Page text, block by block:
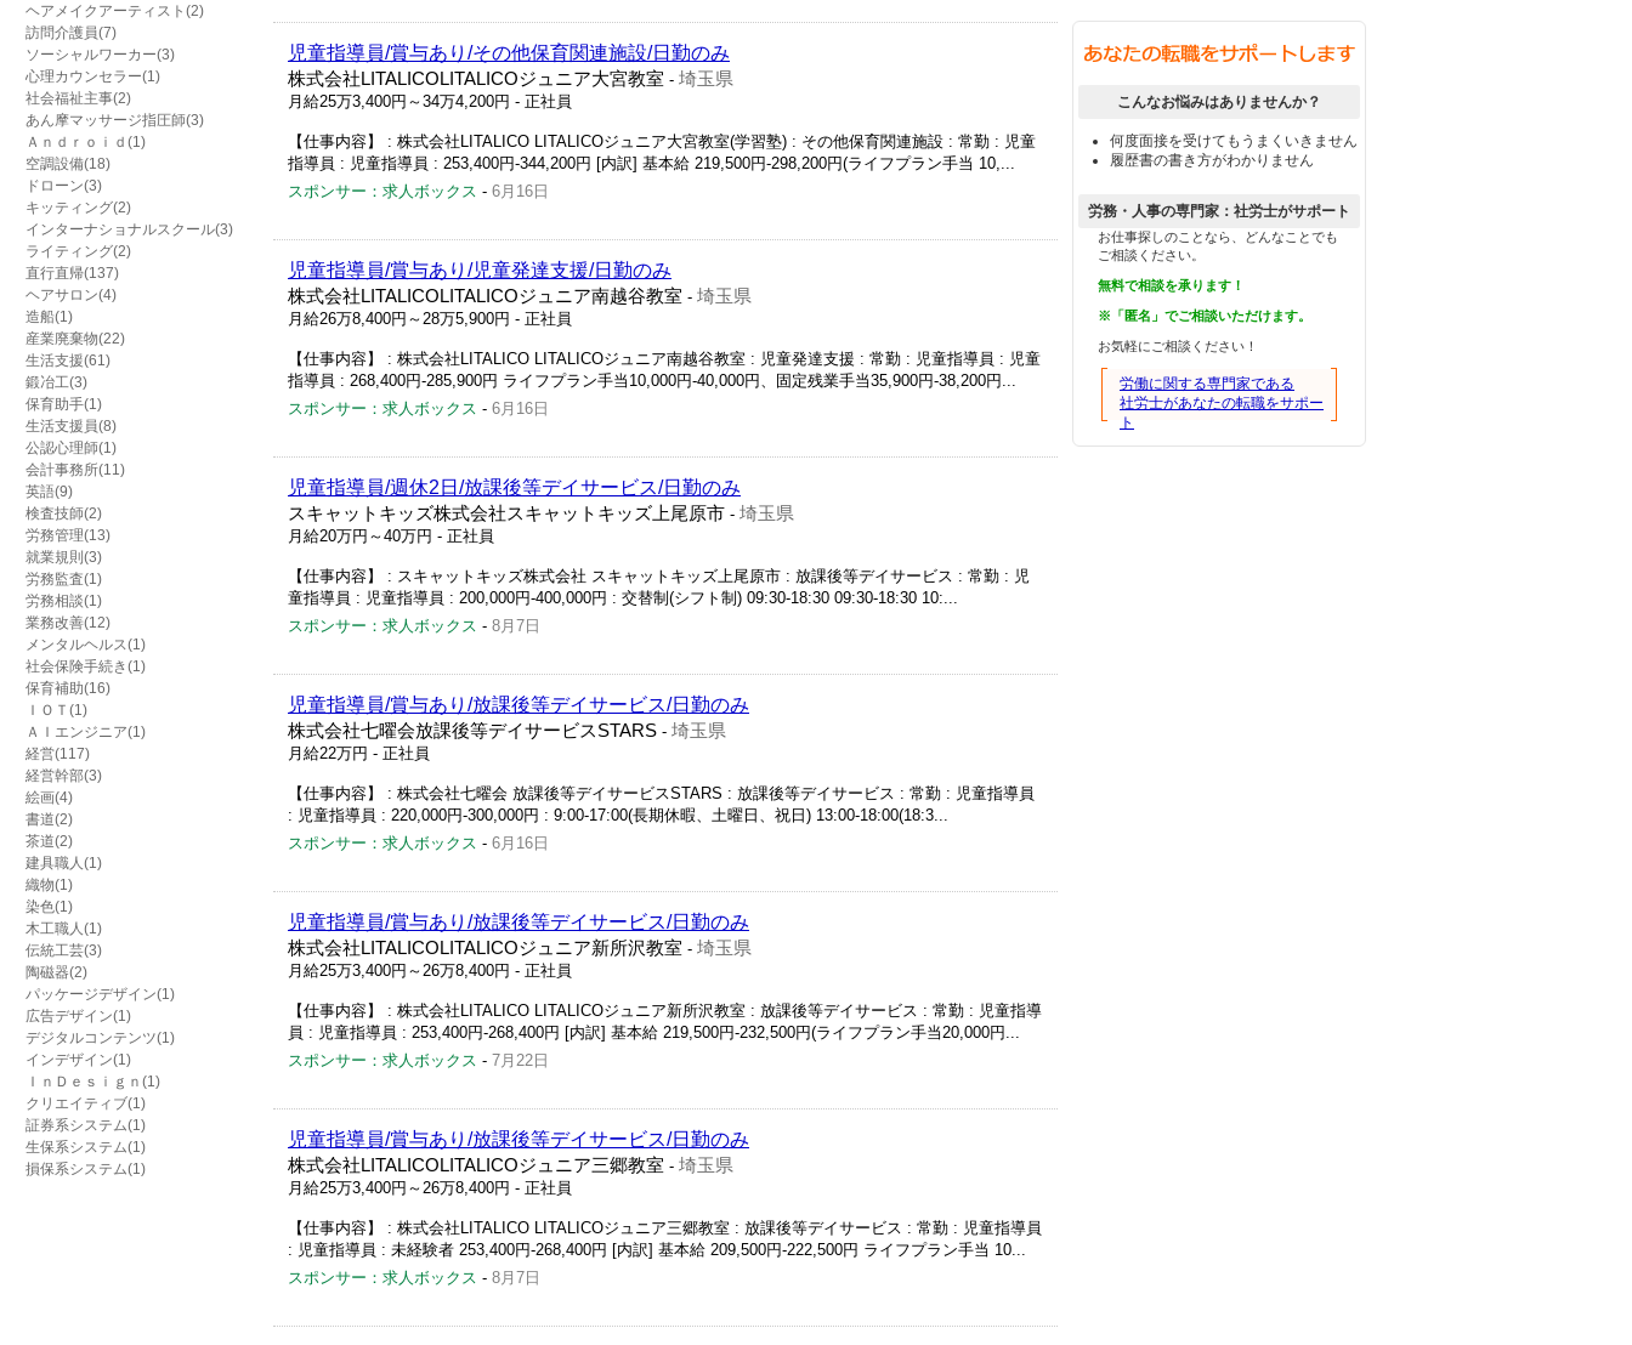
ヘアメイクアーティスト(2)
訪問介護員(7)
ソーシャルワーカー(3)
心理カウンセラー(1)
社会福祉主事(2)
あん摩マッサージ指圧師(3)
Ａｎｄｒｏｉｄ(1)
空調設備(18)
ドローン(3)
キッティング(2)
インターナショナルスクール(3)
ライティング(2)
直行直帰(137)
ヘアサロン(4)
造船(1)
産業廃棄物(22)
生活支援(61)
鍛冶工(3)
保育助手(1)
生活支援員(8)
公認心理師(1)
会計事務所(11)
英語(9)
検査技師(2)
労務管理(13)
就業規則(3)
労務監査(1)
労務相談(1)
業務改善(12)
メンタルヘルス(1)
社会保険手続き(1)
保育補助(16)
ＩＯＴ(1)
ＡＩエンジニア(1)
経営(117)
経営幹部(3)
絵画(4)
書道(2)
茶道(2)
建具職人(1)
織物(1)
染色(1)
木工職人(1)
伝統工芸(3)
陶磁器(2)
パッケージデザイン(1)
広告デザイン(1)
デジタルコンテンツ(1)
インデザイン(1)
ＩｎＤｅｓｉｇｎ(1)
クリエイティブ(1)
証券系システム(1)
生保系システム(1)
損保系システム(1)
児童指導員/賞与あり/その他保育関連施設/日勤のみ
株式会社LITALICOLITALICOジュニア大宮教室 - 埼玉県
月給25万3,400円～34万4,200円 - 正社員
【仕事内容】 : 株式会社LITALICO LITALICOジュニア大宮教室(学習塾) : その他保育関連施設 : 常勤 : 児童
指導員 : 児童指導員 : 253,400円-344,200円 [内訳] 基本給 219,500円-298,200円(ライフプラン手当 10,...
スポンサー：求人ボックス - 6月16日
児童指導員/賞与あり/児童発達支援/日勤のみ
株式会社LITALICOLITALICOジュニア南越谷教室 - 埼玉県
月給26万8,400円～28万5,900円 - 正社員
【仕事内容】 : 株式会社LITALICO LITALICOジュニア南越谷教室 : 児童発達支援 : 常勤 : 児童指導員 : 児童
指導員 : 268,400円-285,900円 ライフプラン手当10,000円-40,000円、固定残業手当35,900円-38,200円...
スポンサー：求人ボックス - 6月16日
児童指導員/週休2日/放課後等デイサービス/日勤のみ
スキャットキッズ株式会社スキャットキッズ上尾原市 - 埼玉県
月給20万円～40万円 - 正社員
【仕事内容】 : スキャットキッズ株式会社 スキャットキッズ上尾原市 : 放課後等デイサービス : 常勤 : 児
童指導員 : 児童指導員 : 200,000円-400,000円 : 交替制(シフト制) 09:30-18:30 09:30-18:30 10:...
スポンサー：求人ボックス - 8月7日
児童指導員/賞与あり/放課後等デイサービス/日勤のみ
株式会社七曜会放課後等デイサービスSTARS - 埼玉県
月給22万円 - 正社員
【仕事内容】 : 株式会社七曜会 放課後等デイサービスSTARS : 放課後等デイサービス : 常勤 : 児童指導員
: 児童指導員 : 220,000円‐300,000円 : 9:00‐17:00(長期休暇、土曜日、祝日) 13:00-18:00(18:3...
スポンサー：求人ボックス - 6月16日
児童指導員/賞与あり/放課後等デイサービス/日勤のみ
株式会社LITALICOLITALICOジュニア新所沢教室 - 埼玉県
月給25万3,400円～26万8,400円 - 正社員
【仕事内容】 : 株式会社LITALICO LITALICOジュニア新所沢教室 : 放課後等デイサービス : 常勤 : 児童指導
員 : 児童指導員 : 253,400円-268,400円 [内訳] 基本給 219,500円-232,500円(ライフプラン手当20,000円...
スポンサー：求人ボックス - 7月22日
児童指導員/賞与あり/放課後等デイサービス/日勤のみ
株式会社LITALICOLITALICOジュニア三郷教室 - 埼玉県
月給25万3,400円～26万8,400円 - 正社員
【仕事内容】 : 株式会社LITALICO LITALICOジュニア三郷教室 : 放課後等デイサービス : 常勤 : 児童指導員
: 児童指導員 : 未経験者 253,400円-268,400円 [内訳] 基本給 209,500円-222,500円 ライフプラン手当 10...
スポンサー：求人ボックス - 8月7日
こんなお悩みはありませんか？
何度面接を受けてもうまくいきません
履歴書の書き方がわかりません
労務・人事の専門家：社労士がサポート
お仕事探しのことなら、どんなことでも
ご相談ください。
無料で相談を承ります！
※「匿名」でご相談いただけます。
お気軽にご相談ください！
労働に関する専門家である
社労士があなたの転職をサポー
ト